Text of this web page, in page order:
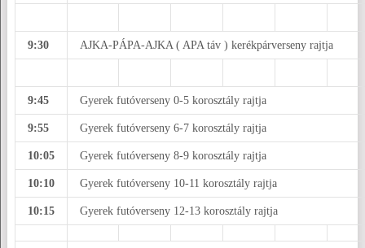
9:30 AJKA-PÁPA-AJKA ( APA táv ) kerékpárverseny rajtja
9:45 Gyerek futóverseny 0-5 korosztály rajtja
9:55 Gyerek futóverseny 6-7 korosztály rajtja
10:05 Gyerek futóverseny 8-9 korosztály rajtja
10:10 Gyerek futóverseny 10-11 korosztály rajtja
10:15 Gyerek futóverseny 12-13 korosztály rajtja